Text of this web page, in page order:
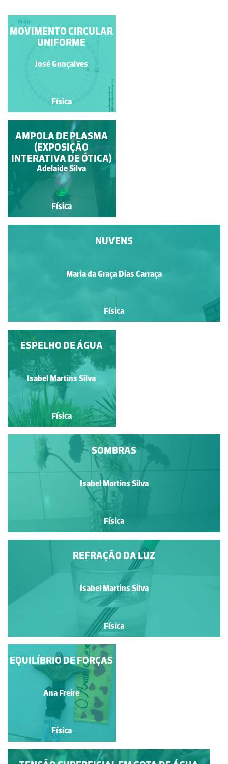
PÊNDULO SIMPLES
José Gonçalves
Física
MOVIMENTO CIRCULAR
UNIFORME
José Gonçalves
Física
ARCO-ÍRIS
Maria da Graça Dias Carraça
Física
NUVENS
Maria da Graça Dias Carraça
Física
AMPOLA DE PLASMA
(EXPOSIÇÃO
INTERATIVA DE ÓTICA)
Adelaide Silva
Física
GPS
Ricardo Garrido
Física
SOMBRAS
Isabel Martins Silva
Física
ESPELHO DE ÁGUA
Isabel Martins Silva
Física
REFRAÇÃO DA LUZ
Isabel Martins Silva
Física
CARRINHO SOLAR
Isabel Martins Silva
Física
EQUILÍBRIO DE FORÇAS
Ana Freire
Física